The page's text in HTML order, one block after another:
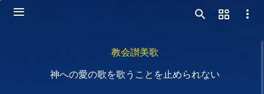
教会讃美歌
神への愛の歌を歌うことを止められない